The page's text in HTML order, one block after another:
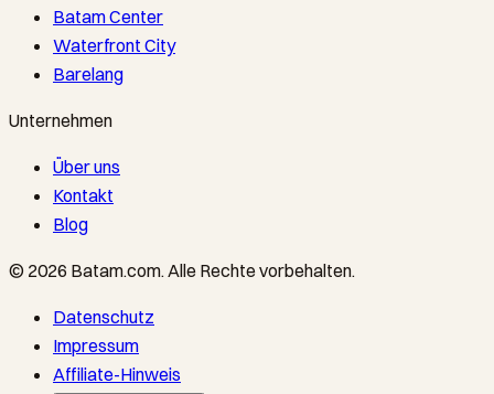
Batam Center
Waterfront City
Barelang
Unternehmen
Über uns
Kontakt
Blog
© 2026 Batam.com. Alle Rechte vorbehalten.
Datenschutz
Impressum
Affiliate-Hinweis